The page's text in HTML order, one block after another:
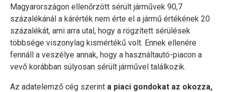
Magyarországon ellenőrzött sérült járművek 90,7
százalékánál a kárérték nem érte el a jármű értékének 20
százalékát, ami arra utal, hogy a rögzített sérülések
többsége viszonylag kismértékű volt. Ennek ellenére
fennáll a veszélye annak, hogy a használtautó-piacon a
vevő korábban súlyosan sérült járművel találkozik.
Az adatelemző cég szerint a piaci gondokat az okozza,